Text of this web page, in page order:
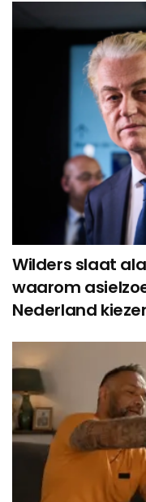
Wilders slaat
waarom
Nederland